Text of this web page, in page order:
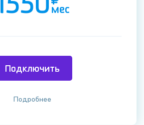
мес
Подключить
Подробнее